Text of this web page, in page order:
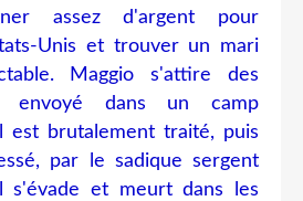
assez d'argent pour
Unis et trouver un mari
Maggio s'attire des
dans un camp
est brutalement traité, puis
par le sadique sergent
s'évade et meurt dans les